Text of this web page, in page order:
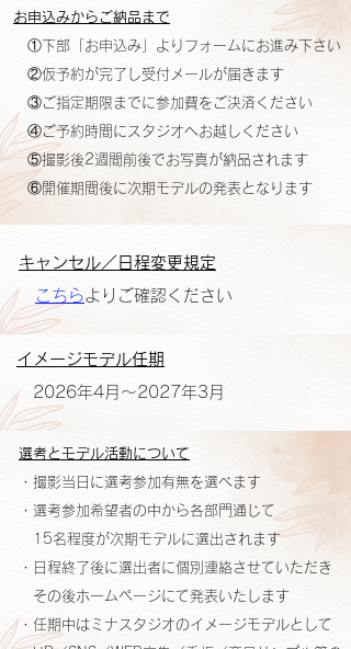
お申込みからご納品まで
①下部「お申込み」よりフォームにお進み下さい
②仮予約が完了し受付メールが届きます
③ご指定期限までに参加費をご決済ください
④ご予約時間にスタジオへお越しください
⑤撮影後2週間前後でお写真が納品されます
⑥開催期間後に次期モデルの発表となります
キャンセル／日程変更規定
こちらよりご確認ください
イメージモデル任期
2026年4月～2027年3月
選考とモデル活動について
・撮影当日に選考参加有無を選べます
・選考参加希望者の中から各部門通じて
15名程度が次期モデルに選出されます
・日程終了後に選出者に個別連絡させていただき
その後ホームページにて発表いたします
・任期中はミナスタジオのイメージモデルとして